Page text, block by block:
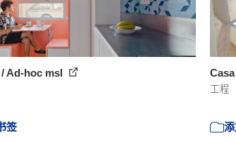
Ad-hoc msl
签
工程